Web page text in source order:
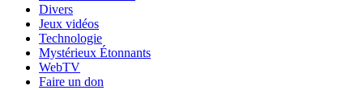
Divers
Jeux vidéos
Technologie
Mystérieux Étonnants
WebTV
Faire un don